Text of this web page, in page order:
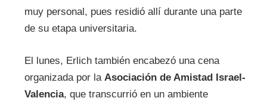
muy personal, pues residió allí durante una parte
de su etapa universitaria.
El lunes, Erlich también encabezó una cena
organizada por la Asociación de Amistad Israel-
Valencia, que transcurrió en un ambiente